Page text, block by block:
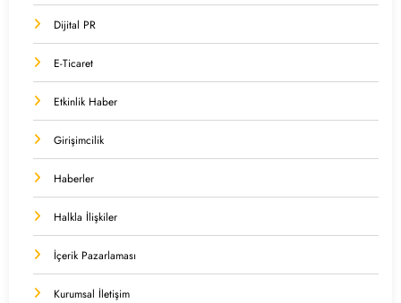
Dijital PR
E-Ticaret
Etkinlik Haber
Girişimcilik
Haberler
Halkla İlişkiler
İçerik Pazarlaması
Kurumsal İletişim